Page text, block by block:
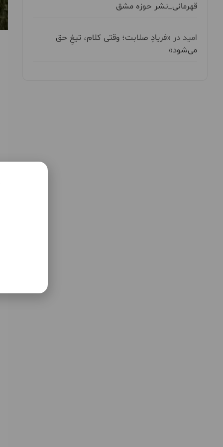
قهرمانی_نشر حوزه مشق
امید در «فریادِ صلابت؛ وقتی کلام، تیغِ حق
می‌شود»